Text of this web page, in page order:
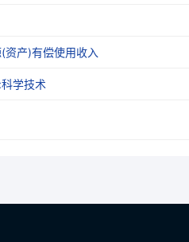
资产)有偿使用收入
学技术